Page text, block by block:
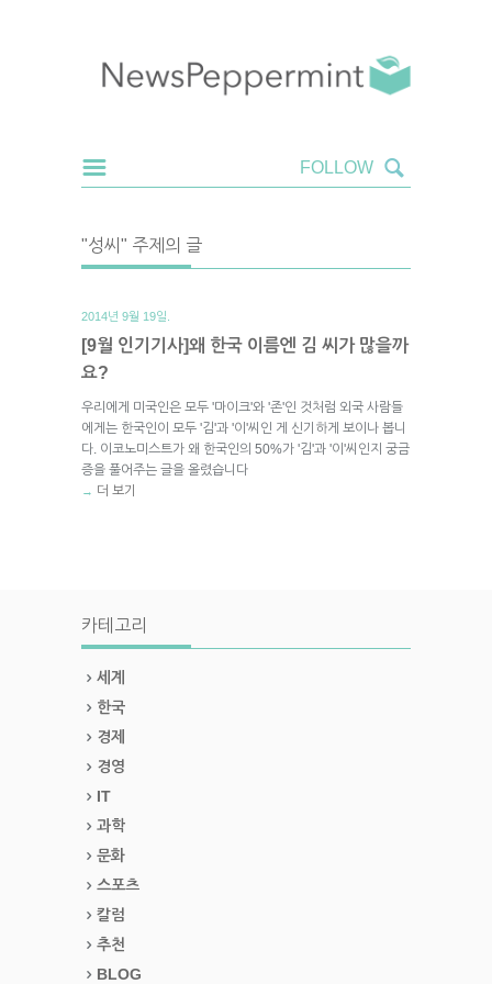
"성씨" 주제의 글
2014년 9월 19일.
[9월 인기기사]왜 한국 이름엔 김 씨가 많을까
요?
우리에게 미국인은 모두 '마이크'와 '존'인 것처럼 외국 사람들
에게는 한국인이 모두 '김'과 '이'씨인 게 신기하게 보이나 봅니
다. 이코노미스트가 왜 한국인의 50%가 '김'과 '이'씨인지 궁금
증을 풀어주는 글을 올렸습니다
→ 더 보기
카테고리
세계
한국
경제
경영
IT
과학
문화
스포츠
칼럼
추천
BLOG